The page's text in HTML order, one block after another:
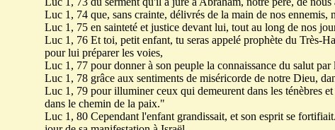
Luc 1, 74 que, sans crainte, délivrés de la main de nos ennemis,
Luc 1, 75 en sainteté et justice devant lui, tout au long de nos
Luc 1, 76 Et toi, petit enfant, tu seras appelé prophète du Très-
pour lui préparer les voies,
Luc 1, 77 pour donner à son peuple la connaissance du salut par
Luc 1, 78 grâce aux sentiments de miséricorde de notre Dieu,
Luc 1, 79 pour illuminer ceux qui demeurent dans les ténèbres
dans le chemin de la paix."
Luc 1, 80 Cependant l'enfant grandissait, et son esprit se